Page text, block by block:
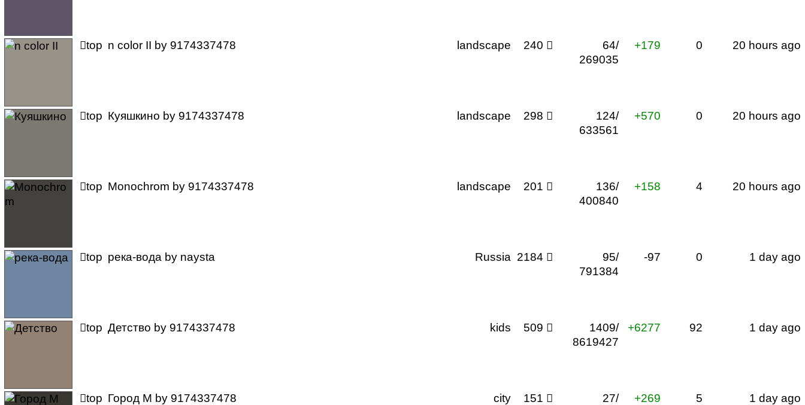
top n color II by 9174337478 landscape 240 
64/
269035
+179 0 20 hours ago
top Куяшкино by 9174337478 landscape 298 
124/
633561
+570 0 20 hours ago
top Monochrom by 9174337478 landscape 201 
136/
400840
+158 4 20 hours ago
top река-вода by naysta Russia 2184 
95/
791384
-97 0 1 day ago
top Детство by 9174337478 kids 509 
1409/
8619427
+6277 92 1 day ago
top Город M by 9174337478 city 151 
27/
+269 5 1 day ago